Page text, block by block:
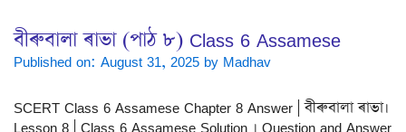
বীৰুবালা ৰাভা (পাঠ ৮) Class 6 Assamese
Published on: August 31, 2025 by Madhav
SCERT Class 6 Assamese Chapter 8 Answer | বীৰুবালা ৰাভা।
Lesson 8 | Class 6 Assamese Solution । Question and Answer